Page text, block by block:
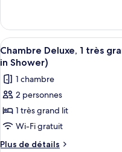
Suite,
chambre
(Mobility/Hearing
Access,
Roll-
In
Shwr)
le
type
de
chambre
chambre
(Mobility/Hearing
Access,
Roll-
Shwr)
Afficher
toutes
les
photos
pour
ce
type
de
5
Chambre Deluxe, 1 très
in Shower)
1 chambre
2 personnes
1 très grand lit
Wi-Fi gratuit
Plus de détails
Plus